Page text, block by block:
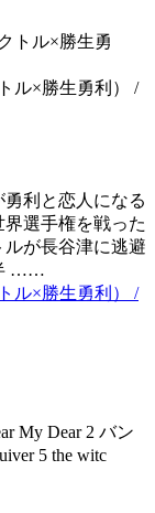
ル×勝生勇利） /
利と恋人になる
選手権を戦った
が長谷津に逃避
……
ル×勝生勇利） /
My Dear 2 バン
5 the witc